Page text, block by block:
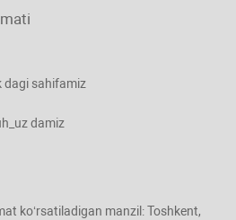
dagi sahifamiz
damiz
koʻrsatiladigan manzil: Toshkent,